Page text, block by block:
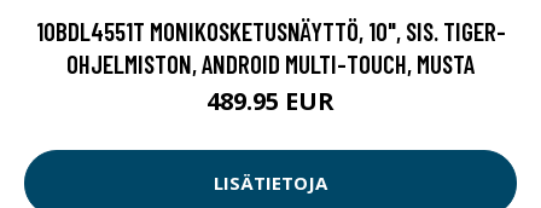
10BDL4551T MONIKOSKETUSNÄYTTÖ, 10", SIS. TIGER-
OHJELMISTON, ANDROID MULTI-TOUCH, MUSTA
489.95 EUR
LISÄTIETOJA